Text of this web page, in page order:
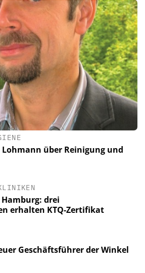
Lohmann über Reinigung und
drei
erhalten KTQ-Zertifikat
Geschäftsführer der Winkel